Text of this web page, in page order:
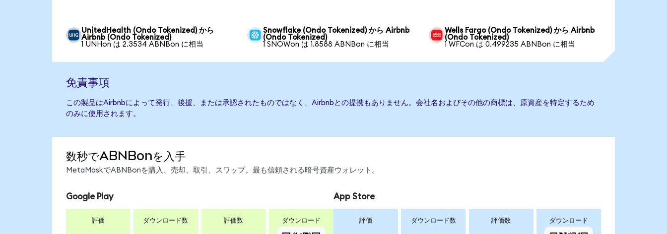
UnitedHealth (Ondo Tokenized) から
Airbnb (Ondo Tokenized)
1 UNHon は 2.3534 ABNBon に相当
Snowflake (Ondo Tokenized) から Airbnb
(Ondo Tokenized)
1 SNOWon は 1.8588 ABNBon に相当
Wells Fargo (Ondo Tokenized) から Airbnb
(Ondo Tokenized)
1 WFCon は 0.499235 ABNBon に相当
免責事項
この製品はAirbnbによって発行、後援、または承認されたものではなく、Airbnbとの提携もありません。会社名およびその他の商標は、原資産を特定するため
のみに使用されます。
数秒でABNBonを入手
MetaMaskでABNBonを購入、売却、取引、スワップ。最も信頼される暗号資産ウォレット。
Google Play
評価 ダウンロード数 評価数 ダウンロード
App Store
評価 ダウンロード数 評価数 ダウンロード